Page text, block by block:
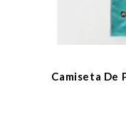
Camiseta De